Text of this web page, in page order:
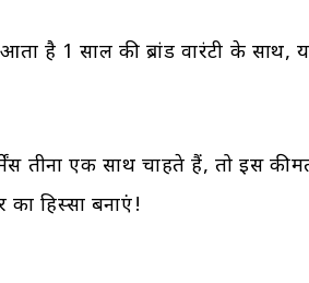
है 1 साल की ब्रांड वारंटी के साथ,
तीनों एक साथ चाहते हैं, तो इस
हिस्सा बनाएं!